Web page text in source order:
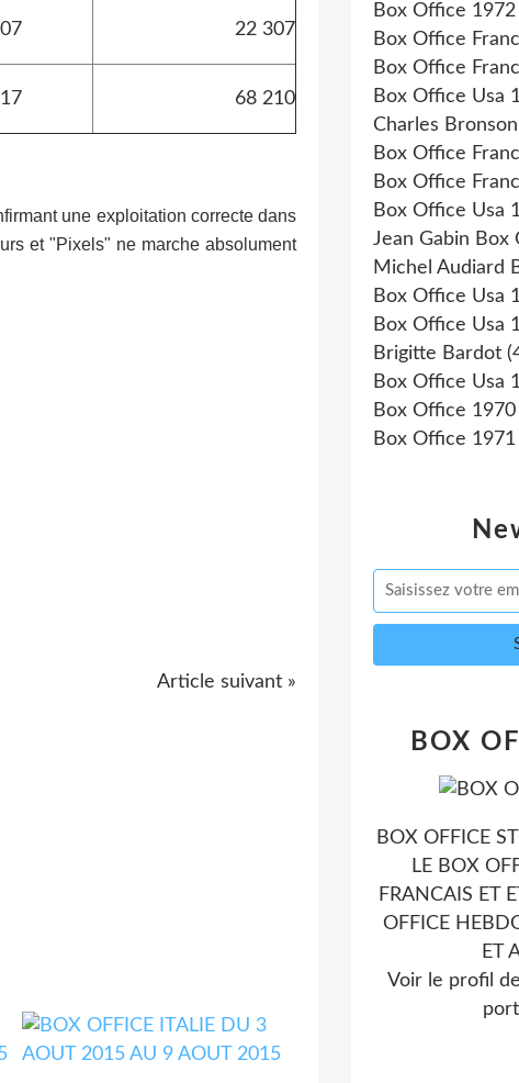
22 307
68 210
une exploitation correcte dans
et "Pixels" ne marche absolument
Article suivant »
Box Office 1972
Box Office
Box Office
Box Office Usa
Charles Bronson
Box Office
Box Office
Box Office Usa
Jean Gabin Box
Michel Audiard
Box Office Usa
Box Office Usa
Brigitte Bardot
Box Office Usa
Box Office 1970
Box Office 1971
BOX
BOX OFFICE
LE BOX
FRANCAIS ET
OFFICE
ET
Voir le profil